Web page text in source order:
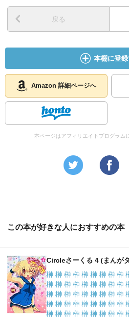
戻る
本棚に登
Amazon 詳細ページへ
本ページはアフィリエイトプログラム
この本が好きな人におすすめの本
Circleさーくる 4 (まんが
榊 榊 榊 榊 榊 榊 榊 榊 榊
榊 榊 榊 榊 榊 榊 榊 榊 榊
榊 榊 榊 榊 榊 榊 榊 榊 榊
榊 榊 榊 榊 榊 榊 榊 榊 榊
榊 榊 榊 榊 榊 榊 榊 榊 榊